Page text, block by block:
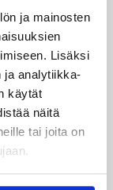
ja mainosten
Lisäksi
ja analytiikka-
käytät
näitä
tai joita on
Cup